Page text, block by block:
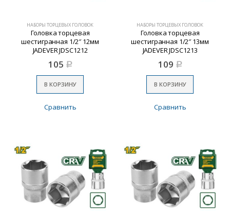
НАБОРЫ ТОРЦЕВЫХ ГОЛОВОК
Головка торцевая
шестигранная 1/2″ 12мм
JADEVER JDSC1212
105 Р
В КОРЗИНУ
Сравнить
НАБОРЫ ТОРЦЕВЫХ ГОЛОВОК
Головка торцевая
шестигранная 1/2″ 13мм
JADEVER JDSC1213
109 Р
В КОРЗИНУ
Сравнить